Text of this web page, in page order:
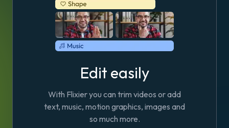
Edit easily
With Flixier you can trim videos or add
text, music, motion graphics, images and
so much more.